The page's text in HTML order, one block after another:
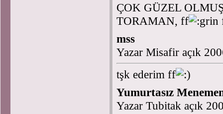
ÇOK GÜZEL
TORAMAN, ff
mss
Yazar Misafir açık
tşk ederim ff
Yumurtasız
Yazar Tubitak açık